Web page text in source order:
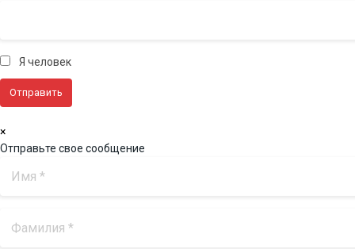
Я человек
×
Отправьте свое сообщение